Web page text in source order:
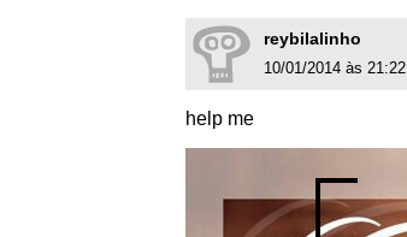
reybilalinho
10/01/2014 às 21:22
help me